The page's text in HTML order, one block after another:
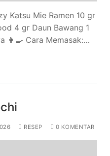
Katsu Mie Ramen 10 gr
4 gr Daun Bawang 1
👩‍🍳 Cara Memasak:…
RESEP 0 KOMENTAR